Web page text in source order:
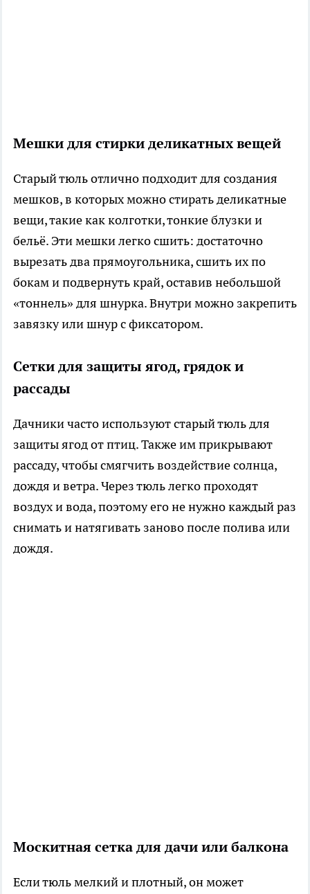
Мешки для стирки деликатных вещей
Старый тюль отлично подходит для создания
мешков, в которых можно стирать деликатные
вещи, такие как колготки, тонкие блузки и
бельё. Эти мешки легко сшить: достаточно
вырезать два прямоугольника, сшить их по
бокам и подвернуть край, оставив небольшой
«тоннель» для шнурка. Внутри можно закрепить
завязку или шнур с фиксатором.
Сетки для защиты ягод, грядок и
рассады
Дачники часто используют старый тюль для
защиты ягод от птиц. Также им прикрывают
рассаду, чтобы смягчить воздействие солнца,
дождя и ветра. Через тюль легко проходят
воздух и вода, поэтому его не нужно каждый раз
снимать и натягивать заново после полива или
дождя.
Москитная сетка для дачи или балкона
Если тюль мелкий и плотный, он может